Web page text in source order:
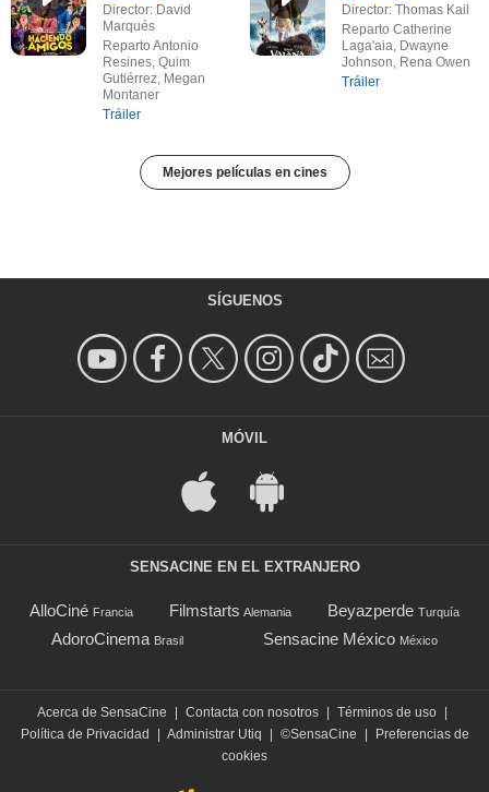
Director: David
Marqués
Reparto Antonio
Resines, Quim
Gutiérrez, Megan
Montaner
Tráiler
Director: Thomas Kail
Reparto Catherine
Laga'aia, Dwayne
Johnson, Rena Owen
Tráiler
Mejores películas en cines
SÍGUENOS
MÓVIL
SENSACINE EN EL EXTRANJERO
AlloCiné Francia Filmstarts Alemania Beyazperde Turquía
AdoroCinema Brasil Sensacine México México
Acerca de SensaCine | Contacta con nosotros | Términos de uso |
Política de Privacidad
| Administrar Utiq | ©SensaCine |
Preferencias de
cookies